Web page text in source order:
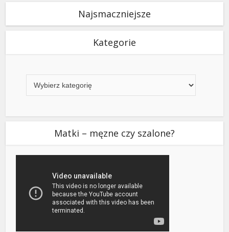
Najsmaczniejsze
Kategorie
Matki – męzne czy szalone?